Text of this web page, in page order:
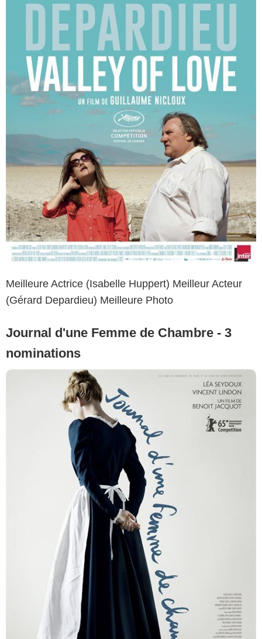
Meilleure Actrice (Isabelle Huppert) Meilleur Acteur
(Gérard Depardieu) Meilleure Photo
Journal d'une Femme de Chambre - 3
nominations